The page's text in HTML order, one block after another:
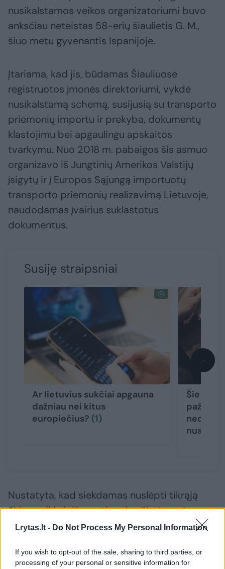
Lrytas.lt - Do Not Process My Personal Information
If you wish to opt-out of the sale, sharing to third parties, or
processing of your personal or sensitive information for
nusikalstamos veikos organizatoriumi buvo
anksčiau neteistas 58-erių šiaulietis G. M.,
šiuo metu gyvenantis Ispanijoje.
Įtariama, kad jis, būdamas Šiauliuose
registruotos įmonės direktoriumi, vykdė
nusikalstamą schemą, susijusią su transporto
priemonių importu ir prekyba, dokumentų
klastojimu bei apgaulingu apskaitos
tvarkymu. Nuo 2018 m. pabaigos šis asmuo
organizavo iš Jungtinių Amerikos Valstijų
įsigytų ir į Europos Sąjungą importuotų
transporto priemonių realizavimą Lietuvoje,
naudodamas įvairius suklastotus
dokumentus.
Susiję straipsniai
Ar lietuvius sukčiai apgauna
dažniau nei kitus
europiečius? (1)
Šie
→
Nustatyta, kad siekdamas nuslėpti tikrąją
ūkinę veiklą ir išvengti mokesčių, įmonės
vadovas G. M. galimai veikė su 54-erių
registruotai bendrovei. Pastarasis